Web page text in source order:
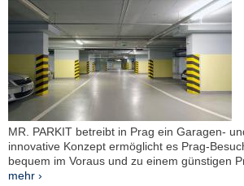
MR. PARKIT betreibt in Prag ein Garagen-
innovative Konzept ermöglicht es Prag-
bequem im Voraus und zu einem günstigen
mehr ›